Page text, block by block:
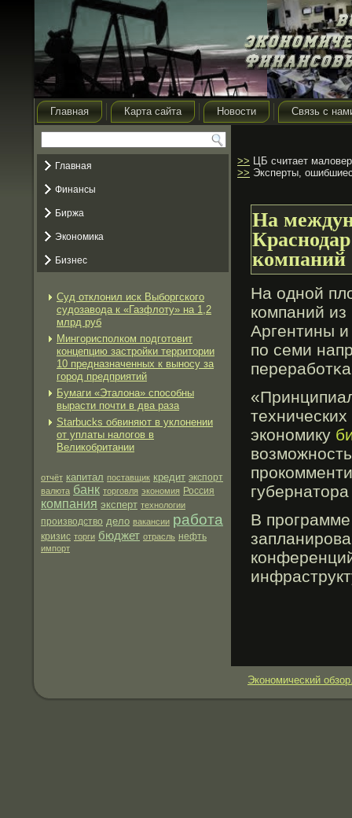
Главная Карта сайта Новости Связь с
Главная
Финансы
Биржа
Экономика
Бизнес
Суд отклонил иск Выборгского
судозавода к «Газфлоту» на 1,2
млрд руб
Мингорисполком подготовит
концепцию застройки территории
10 предназначенных к выносу за
город предприятий
Бумаги «Эталона» способны
вырасти почти в два раза
Starbucks обвиняют в уклонении
от уплаты налогов в
Великобритании
отчёт капитал поставщик кредит экспорт
валюта банк торговля экономия Россия
компания эксперт технологии
производство дело вакансии работа
кризис торги бюджет отрасль нефть
импорт
>> ЦБ считает
>> Эксперты,
На
компаний
На одной
компаний
Аргентины
по семи
экономику
В
Экономический